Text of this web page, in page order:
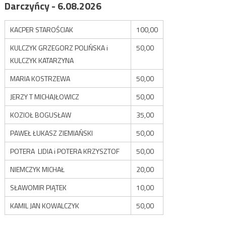
Darczyńcy - 6.08.2026
KACPER STAROŚCIAK
100,00
KULCZYK GRZEGORZ POLIŃSKA i
KULCZYK KATARZYNA
50,00
MARIA KOSTRZEWA
50,00
JERZY T MICHAJŁOWICZ
50,00
KOZIOŁ BOGUSŁAW
35,00
PAWEŁ ŁUKASZ ZIEMIAŃSKI
50,00
POTERA LIDIA i POTERA KRZYSZTOF
50,00
NIEMCZYK MICHAŁ
20,00
SŁAWOMIR PIĄTEK
10,00
KAMIL JAN KOWALCZYK
50,00